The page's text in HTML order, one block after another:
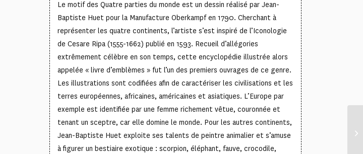
Le motif des Quatre parties du monde est un dessin réalisé par Jean-
Baptiste Huet pour la Manufacture Oberkampf en 1790. Cherchant à
représenter les quatre continents, l’artiste s’est inspiré de l’Iconologie
de Cesare Ripa (1555-1662) publié en 1593. Recueil d’allégories
extrêmement célèbre en son temps, cette encyclopédie illustrée alors
appelée « livre d’emblèmes » fut l’un des premiers ouvrages de ce genre.
Les illustrations sont codifiées afin de caractériser les civilisations et les
terres européennes, africaines, américaines et asiatiques. L’Europe par
exemple est identifiée par une femme richement vêtue, couronnée et
tenant un sceptre, car elle domine le monde. Pour les autres continents,
Jean-Baptiste Huet exploite ses talents de peintre animalier et s’amuse
à figurer un bestiaire exotique : scorpion, éléphant, fauve, crocodile,